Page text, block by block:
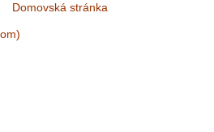
Domovská stránka